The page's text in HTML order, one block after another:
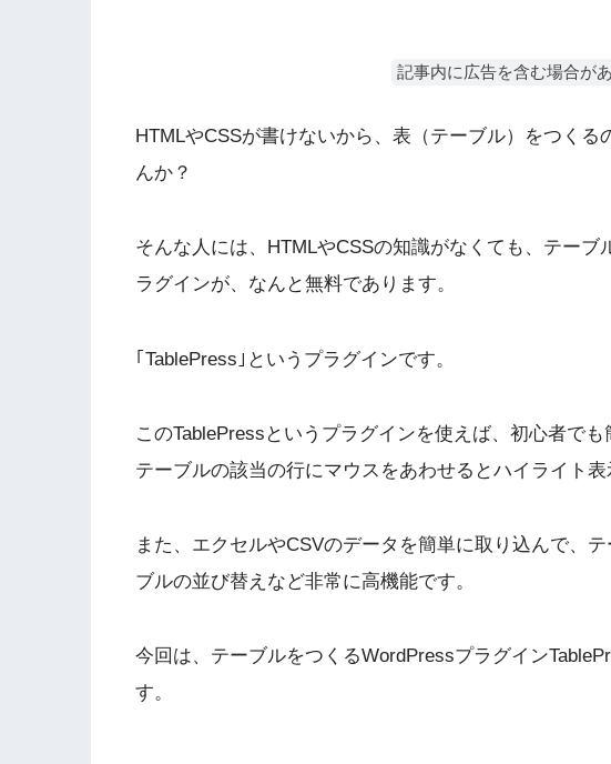
記事内に広告を含む場合が
HTMLやCSSが書けないから、表（テーブル）をつく
んか？
そんな人には、HTMLやCSSの知識がなくても、テー
ラグインが、なんと無料であります。
｢TablePress｣というプラグインです。
このTablePressというプラグインを使えば、初心者でも
テーブルの該当の行にマウスをあわせるとハイライト表
また、エクセルやCSVのデータを簡単に取り込んで、
ブルの並び替えなど非常に高機能です。
今回は、テーブルをつくるWordPressプラグイン
す。